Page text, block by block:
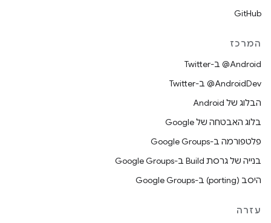
GitHub
המרכז
‎@Android ב-Twitter
‎@AndroidDev ב-Twitter
הבלוג של Android
בלוג האבטחה של Google
פלטפורמה ב-Google Groups
בנייה של גרסת Build ב-Google Groups
היסב (porting) ב-Google Groups
עזרה